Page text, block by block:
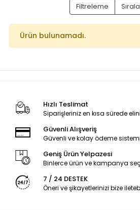
Filtreleme
Ürün bulunamadı.
Hızlı Teslimat
Siparişleriniz en kısa sürede
Güvenli Alışveriş
Güvenli ve kolay ödeme sistemi
Geniş Ürün Yelpazesi
Binlerce ürün ve kampanya
7 / 24 DESTEK
Öneri ve şikayetlerinizi bize